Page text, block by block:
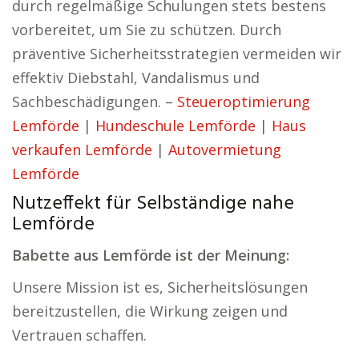
durch regelmäßige Schulungen stets bestens
vorbereitet, um Sie zu schützen. Durch
präventive Sicherheitsstrategien vermeiden wir
effektiv Diebstahl, Vandalismus und
Sachbeschädigungen. – Steueroptimierung
Lemförde | Hundeschule Lemförde | Haus
verkaufen Lemförde | Autovermietung
Lemförde
Nutzeffekt für Selbständige nahe
Lemförde
Babette aus Lemförde ist der Meinung:
Unsere Mission ist es, Sicherheitslösungen
bereitzustellen, die Wirkung zeigen und
Vertrauen schaffen.